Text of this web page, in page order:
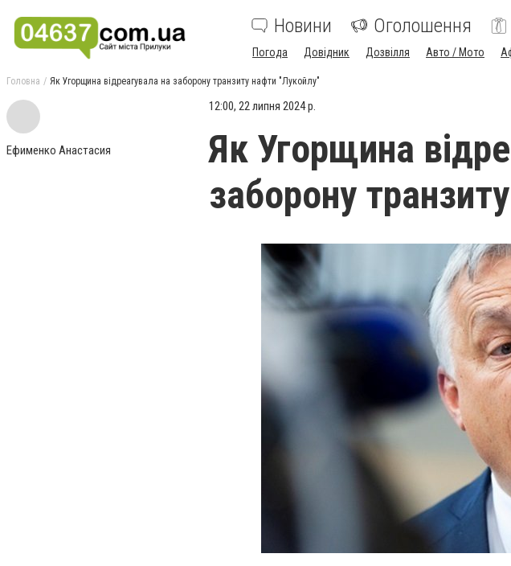
Новини Оголошення
Погода Довідник Дозвілля Авто / Мото
Головна Як Угорщина відреагувала на заборону транзиту нафти "Лукойлу"
Ефименко Анастасия
12:00, 22 липня 2024 р.
Як Угорщина
заборону